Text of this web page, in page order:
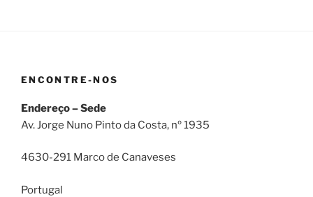
ENCONTRE-NOS
Endereço – Sede
Av. Jorge Nuno Pinto da Costa, nº 1935
4630-291 Marco de Canaveses
Portugal